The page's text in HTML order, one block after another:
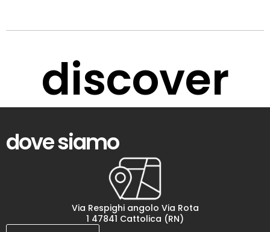
discover
dove siamo
Via Respighi angolo Via Rota
1 47841 Cattolica (RN)